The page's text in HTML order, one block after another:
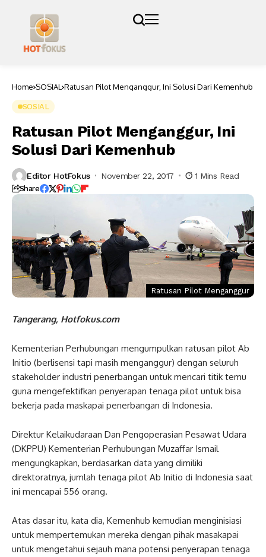
Home SOSIAL Ratusan Pilot Menganggur, Ini Solusi Dari Kemenhub
SOSIAL
Ratusan Pilot Menganggur, Ini
Solusi Dari Kemenhub
Editor HotFokus November 22, 2017 1 Mins Read
Share
Ratusan Pilot Menganggur
Tangerang, Hotfokus.com
Kementerian Perhubungan mengumpulkan ratusan pilot Ab
Initio (berlisensi tapi masih menganggur) dengan seluruh
stakeholder industri penerbangan untuk mencari titik temu
guna mengefektifkan penyerapan tenaga pilot untuk bisa
bekerja pada maskapai penerbangan di Indonesia.
Direktur Kelaikudaraan Dan Pengoperasian Pesawat Udara
(DKPPU) Kementerian Perhubungan Muzaffar Ismail
mengungkapkan, berdasarkan data yang dimiliki
direktoratnya, jumlah tenaga pilot Ab Initio di Indonesia saat
ini mencapai 556 orang.
Atas dasar itu, kata dia, Kemenhub kemudian menginisiasi
untuk mempertemukan mereka dengan pihak masakapai
untuk mengetahui sejauh mana potensi penyerapan tenaga